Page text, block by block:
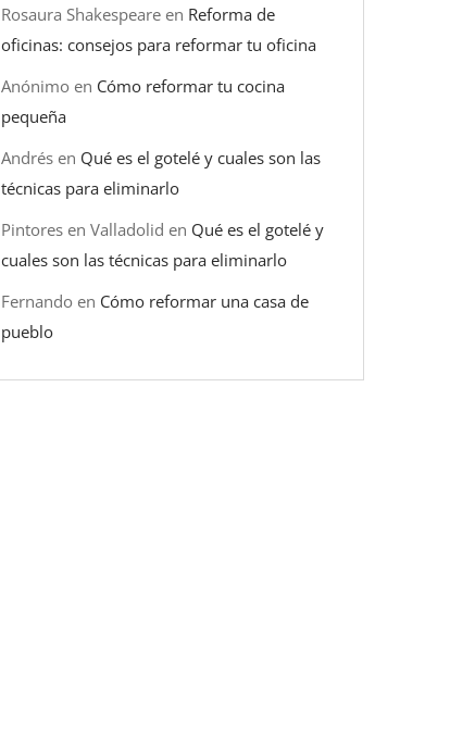
Rosaura Shakespeare en Reforma de
oficinas: consejos para reformar tu oficina
Anónimo en Cómo reformar tu cocina
pequeña
Andrés en Qué es el gotelé y cuales son las
técnicas para eliminarlo
Pintores en Valladolid en Qué es el gotelé y
cuales son las técnicas para eliminarlo
Fernando en Cómo reformar una casa de
pueblo